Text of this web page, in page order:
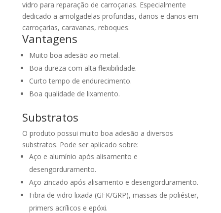
vidro para reparação de carroçarias. Especialmente
dedicado a amolgadelas profundas, danos e danos em
carroçarias, caravanas, reboques.
Vantagens
Muito boa adesão ao metal.
Boa dureza com alta flexibilidade.
Curto tempo de endurecimento.
Boa qualidade de lixamento.
Substratos
O produto possui muito boa adesão a diversos
substratos. Pode ser aplicado sobre:
Aço e alumínio após alisamento e
desengorduramento.
Aço zincado após alisamento e desengorduramento.
Fibra de vidro lixada (GFK/GRP), massas de poliéster,
primers acrílicos e epóxi.